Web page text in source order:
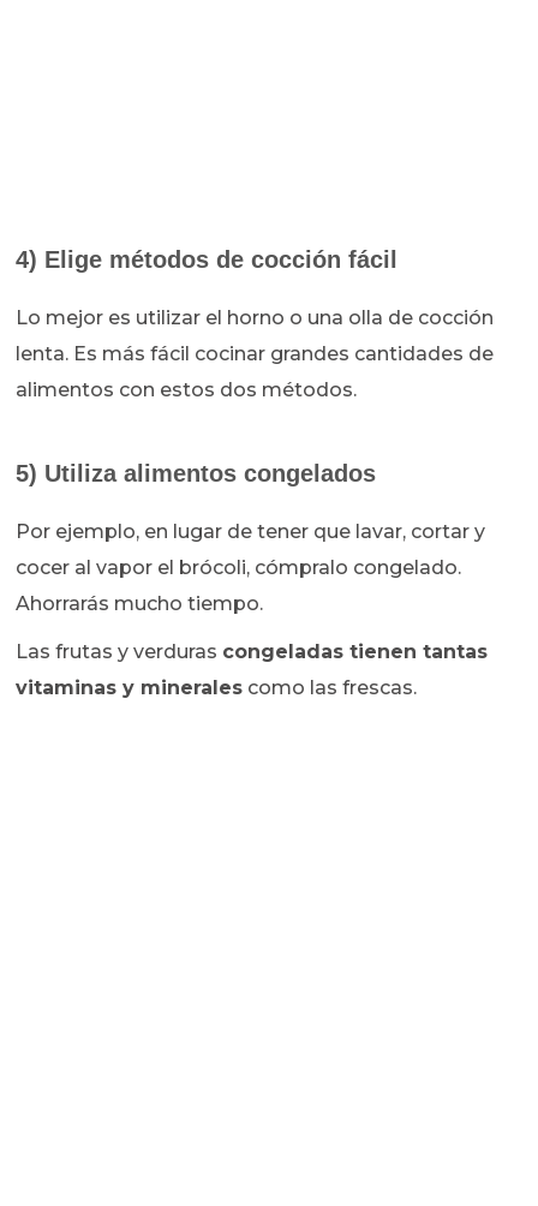
4) Elige métodos de cocción fácil
Lo mejor es utilizar el horno o una olla de cocción
lenta. Es más fácil cocinar grandes cantidades de
alimentos con estos dos métodos.
5) Utiliza alimentos congelados
Por ejemplo, en lugar de tener que lavar, cortar y
cocer al vapor el brócoli, cómpralo congelado.
Ahorrarás mucho tiempo.
Las frutas y verduras congeladas tienen tantas
vitaminas y minerales como las frescas.